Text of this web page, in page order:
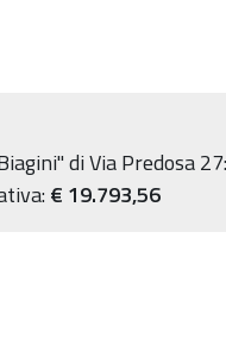
di Via Predosa 27:
€ 19.793,56